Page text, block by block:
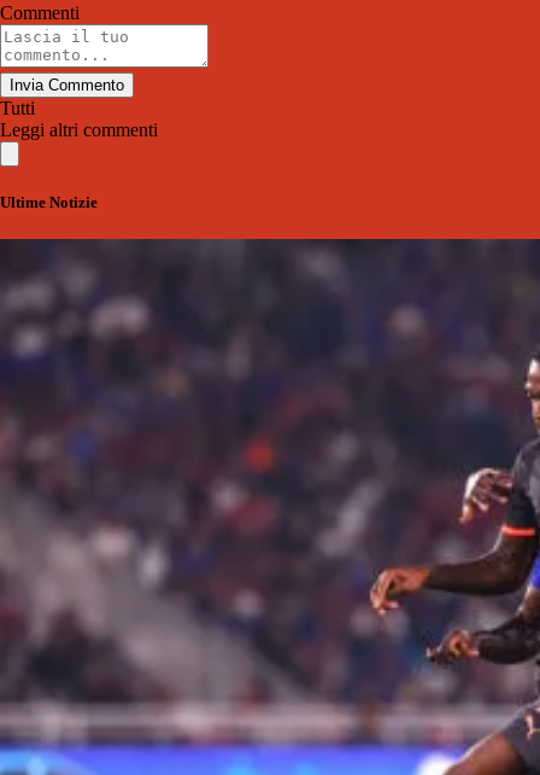
Commenti
Invia Commento
Tutti
Leggi altri commenti
Ultime Notizie